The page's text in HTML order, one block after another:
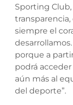
Sporting
siempre el
porque a
podrá
aún más al
del deporte”.